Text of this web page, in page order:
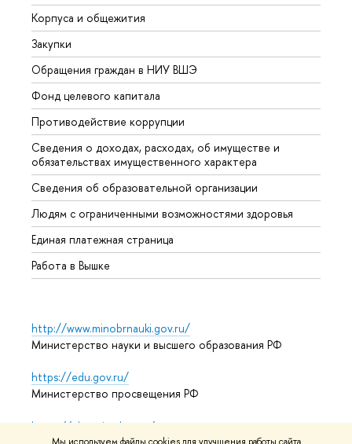
Корпуса и общежития
Закупки
Обращения граждан в НИУ ВШЭ
Фонд целевого капитала
Противодействие коррупции
Сведения о доходах, расходах, об имуществе и
обязательствах имущественного характера
Сведения об образовательной организации
Людям с ограниченными возможностями здоровья
Единая платежная страница
Работа в Вышке
http://www.minobrnauki.gov.ru/
Министерство науки и высшего образования РФ
https://edu.gov.ru/
Министерство просвещения РФ
https://elearning.hse.ru/mooc